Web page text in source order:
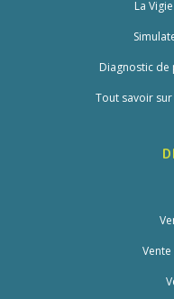
La
Diagnostic
Tout savoir